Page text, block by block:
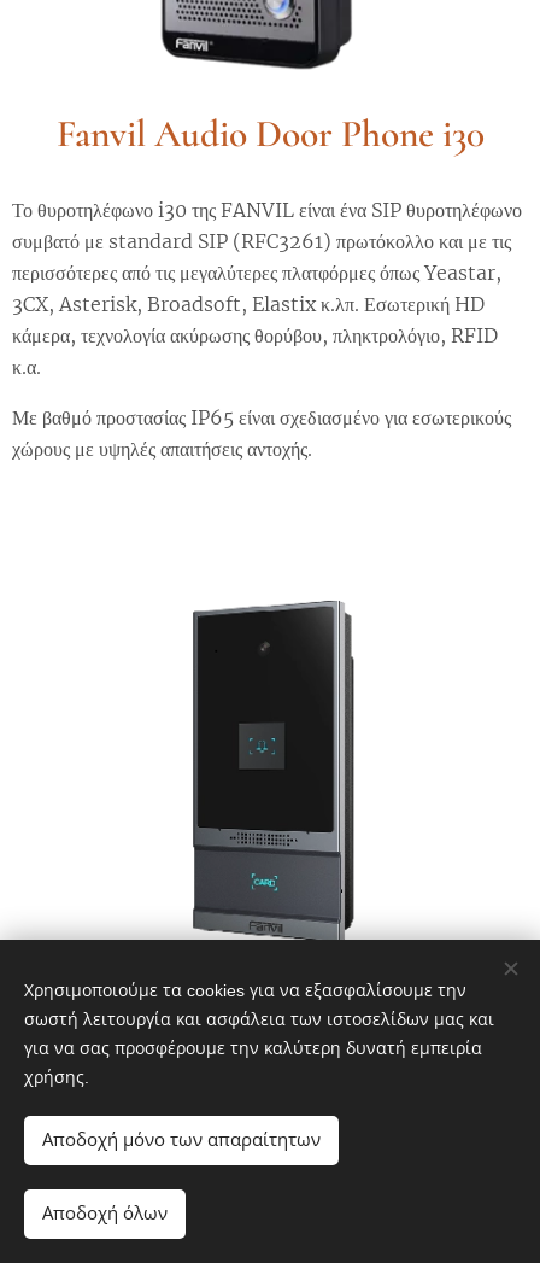
Fanvil Audio Door Phone i30
Το θυροτηλέφωνο i30 της FANVIL είναι ένα SIP θυροτηλέφωνο
συμβατό με standard SIP (RFC3261) πρωτόκολλο και με τις
περισσότερες από τις μεγαλύτερες πλατφόρμες όπως Yeastar,
3CX, Asterisk, Broadsoft, Elastix κ.λπ. Εσωτερική HD
κάμερα, τεχνολογία ακύρωσης θορύβου, πληκτρολόγιο, RFID
κ.α.
Με βαθμό προστασίας IP65 είναι σχεδιασμένο για εσωτερικούς
χώρους με υψηλές απαιτήσεις αντοχής.
Fanvil Video Door Phone i62
Βασισμένο στα πρωτόκολλα SIP και ONVIF, το i62 είναι μια
θυροτηλεόραση που ενσωματώνει ισχυρές λειτουργίες ελέγχου
πρόσβασης, ενδοεπικοινωνίας και προστασίας ασφαλείας.
Διαθέτοντας σχέδιο από κράμα αλουμινίου και ένα κουμπί ταχείας
κλήσης, το i62 προσφέρει κομψή εμφάνιση υψηλής ποιότητας.
Χρησιμοποιούμε τα cookies για να εξασφαλίσουμε την
σωστή λειτουργία και ασφάλεια των ιστοσελίδων μας και
για να σας προσφέρουμε την καλύτερη δυνατή εμπειρία
χρήσης.
Αποδοχή μόνο των απαραίτητων
Αποδοχή όλων